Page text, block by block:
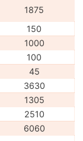
1875
150
1000
100
45
3630
1305
2510
6060